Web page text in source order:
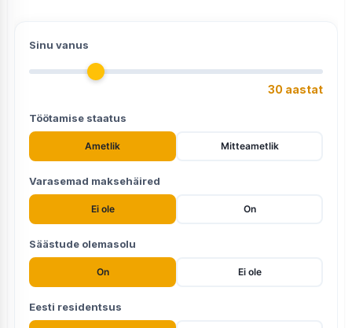
Sinu vanus
30 aastat
Töötamise staatus
Ametlik Mitteametlik
Varasemad maksehäired
Ei ole On
Säästude olemasolu
On Ei ole
Eesti residentsus